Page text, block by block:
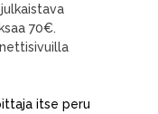
70€.
itse peru